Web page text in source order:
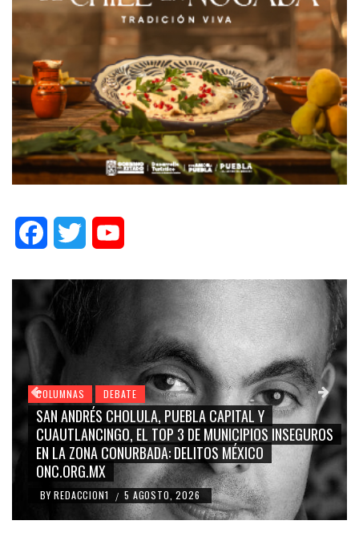
FacebookTwitter
COLUMNAS DEBATE
GRACE PALOMARES, NAY SALVATORI, SERGIO MAYER,
CARMEN SALINAS “LA CORCHOLATA”, CUAUHTÉMOC
BLANCO, SILVIA PINAL: LA TRIVIALIZACIÓN Y
RIDICULIZACIÓN DE LA REPRESENTACIÓN CIUDADANA
BY REDACCION1 / 4 AGOSTO, 2026